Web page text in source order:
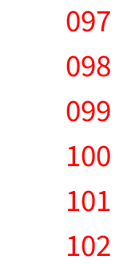
097
098
099
100
101
102